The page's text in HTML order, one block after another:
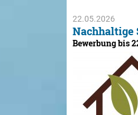
22.05.2026
Nachhaltige
Bewerbung bis